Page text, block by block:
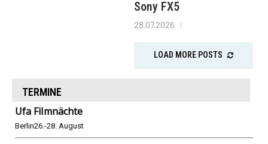
Sony FX5
28.07.2026
LOAD MORE POSTS
TERMINE
Ufa Filmnächte
Berlin26.-28. August